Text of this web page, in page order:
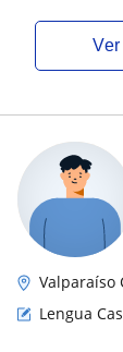
Valparaíso
Lengua